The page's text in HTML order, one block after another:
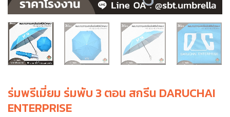
ร่มพรีเมี่ยม ร่มพับ 3 ตอน สกรีน DARUCHAI
ENTERPRISE